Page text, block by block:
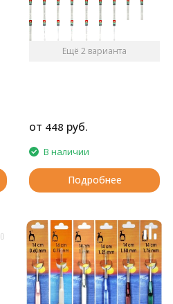
Ещё 2 варианта
от 448 руб.
В наличии
Подробнее